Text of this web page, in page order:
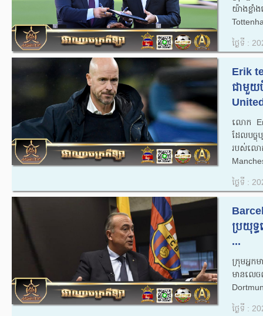
យ៉ាងខ្លាំង
ថ្ងៃទី :
Erik
ជាមួយ
លោក
ដែលបច្ចុ
របស់លោ
ថ្ងៃទី :
ប្រយុទ្ធ
...
ក្រុមអ្ន
មានលេច
ថ្ងៃទី :